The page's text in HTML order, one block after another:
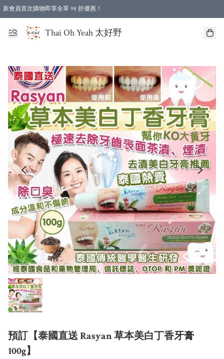
新會員首次購物即享全單 98 折優惠！
特選會員可享全單低至 96 折優惠！
Thai Oh Yeah 太好野
預訂【泰國直送 Rasyan 草本美白丁香牙膏
100g】